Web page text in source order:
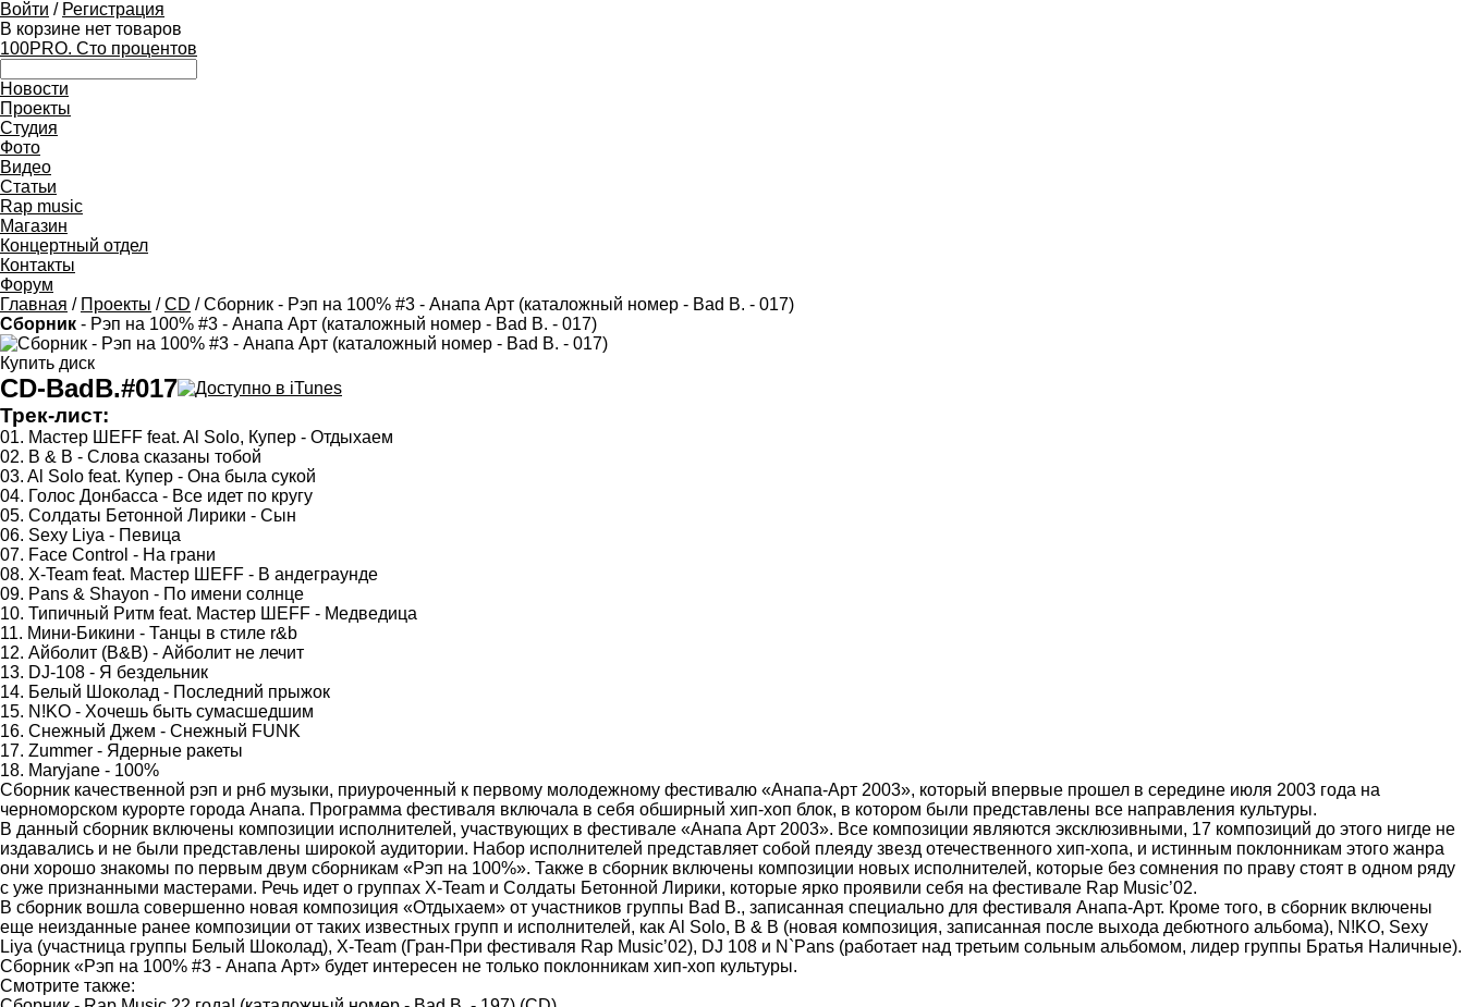
Войти / Регистрация
В корзине нет товаров
100PRO. Сто процентов
Новости
Проекты
Студия
Фото
Видео
Статьи
Rap music
Магазин
Концертный отдел
Контакты
Форум
Главная / Проекты /CD / Сборник - Рэп на 100% #3 - Анапа Арт (каталожный номер - Bad B. - 017)
Сборник - Рэп на 100% #3 - Анапа Арт (каталожный номер - Bad B. - 017)
Купить диск
CD-BadB.#017
Трек-лист:
01. Мастер ШЕFF feat. Al Solo, Купер - Отдыхаем
02. B & B - Слова сказаны тобой
03. Al Solo feat. Купер - Она была сукой
04. Голос Донбасса - Все идет по кругу
05. Солдаты Бетонной Лирики - Сын
06. Sexy Liya - Певица
07. Face Control - На грани
08. X-Team feat. Мастер ШЕFF - В андеграунде
09. Pans & Shayon - По имени солнце
10. Типичный Ритм feat. Мастер ШЕFF - Медведица
11. Мини-Бикини - Танцы в стиле r&b
12. Айболит (B&B) - Айболит не лечит
13. DJ-108 - Я бездельник
14. Белый Шоколад - Последний прыжок
15. N!KO - Хочешь быть сумасшедшим
16. Снежный Джем - Снежный FUNK
17. Zummer - Ядерные ракеты
18. Maryjane - 100%
Сборник качественной рэп и рнб музыки, приуроченный к первому молодежному фестивалю «Анапа-Арт 2003», который впервые прошел в середине июля 2003 года на
черноморском курорте города Анапа. Программа фестиваля включала в себя обширный хип-хоп блок, в котором были представлены все направления культуры.
В данный сборник включены композиции исполнителей, участвующих в фестивале «Анапа Арт 2003». Все композиции являются эксклюзивными, 17 композиций до этого нигде не
издавались и не были представлены широкой аудитории. Набор исполнителей представляет собой плеяду звезд отечественного хип-хопа, и истинным поклонникам этого жанра
они хорошо знакомы по первым двум сборникам «Рэп на 100%». Также в сборник включены композиции новых исполнителей, которые без сомнения по праву стоят в одном ряду
с уже признанными мастерами. Речь идет о группах X-Team и Солдаты Бетонной Лирики, которые ярко проявили себя на фестивале Rap Music’02.
В сборник вошла совершенно новая композиция «Отдыхаем» от участников группы Bad B., записанная специально для фестиваля Анапа-Арт. Кроме того, в сборник включены
еще неизданные ранее композиции от таких известных групп и исполнителей, как Al Solo, B & B (новая композиция, записанная после выхода дебютного альбома), N!KO, Sexy
Liya (участница группы Белый Шоколад), X-Team (Гран-При фестиваля Rap Music’02), DJ 108 и N`Pans (работает над третьим сольным альбомом, лидер группы Братья Наличные).
Сборник «Рэп на 100% #3 - Анапа Арт» будет интересен не только поклонникам хип-хоп культуры.
Смотрите также: